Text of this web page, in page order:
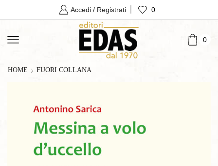
Accedi / Registrati 0
0
HOME FUORI COLLANA